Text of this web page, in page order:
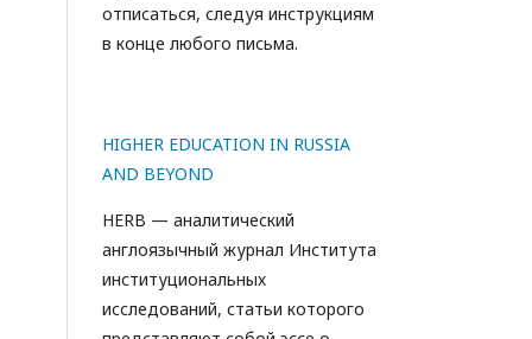
отписаться, следуя инструкциям
в конце любого письма.
HIGHER EDUCATION IN RUSSIA
AND BEYOND
HERB — аналитический
англоязычный журнал Института
институциональных
исследований, статьи которого